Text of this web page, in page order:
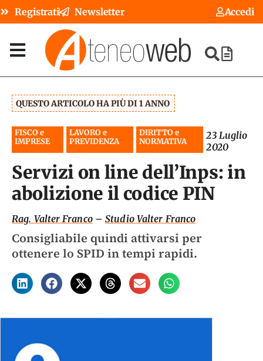
Registrati Newsletter Accedi
QUESTO ARTICOLO HA PIÙ DI 1 ANNO
FISCO e
IMPRESE
LAVORO e
PREVIDENZA
DIRITTO e
NORMATIVA
23 Luglio
2020
Servizi on line dell’Inps: in
abolizione il codice PIN
Rag. Valter Franco–Studio Valter Franco
Consigliabile quindi attivarsi per
ottenere lo SPID in tempi rapidi.